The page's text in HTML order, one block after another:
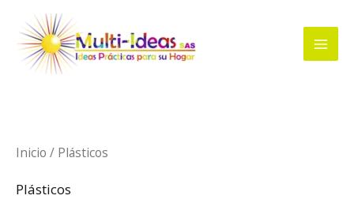
contenido
Inicio / Plásticos
Plásticos